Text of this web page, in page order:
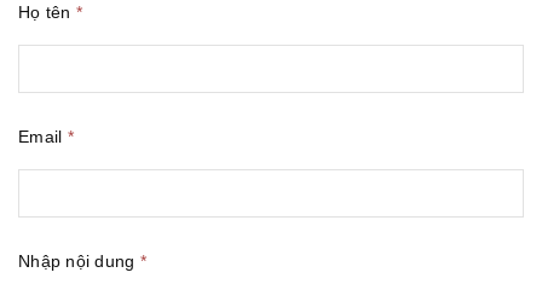
Họ tên *
Email *
Nhập nội dung *